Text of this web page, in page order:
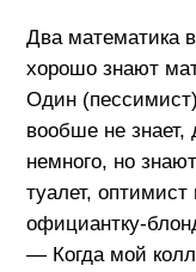
Два математика
хорошо знают
Один
вообше не
немного, но
туалет,
официантку-
— Когда мой